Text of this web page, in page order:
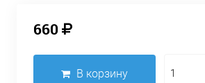
660
В корзину